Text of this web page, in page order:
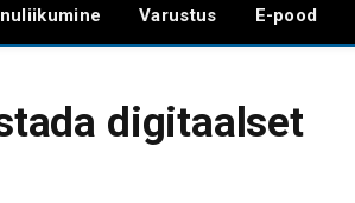
Varustus E-pood
digitaalset